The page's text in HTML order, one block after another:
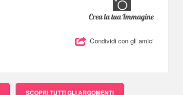
Crea la tua Immagine
Condividi con gli amici
SCOPRITUTTI GLI ARGOMENTI